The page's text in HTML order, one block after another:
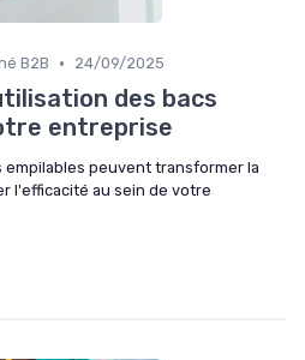
B2B • 24/09/2025
des bacs
entreprise
peuvent transformer la
l'efficacité au sein de votre